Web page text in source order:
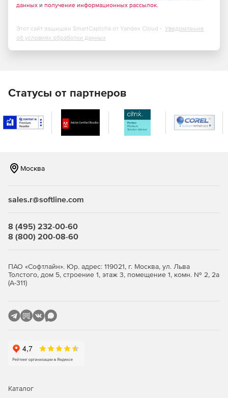
данных и получение информационных рассылок.
Этот сайт защищен SmartCaptcha от Yandex Cloud - Уведомление
об условиях обработки данных
Статусы от партнеров
Москва
sales.r@softline.com
8 (495) 232-00-60
8 (800) 200-08-60
ПАО «Софтлайн». Юр. адрес: 119021, г. Москва, ул. Льва
Толстого, дом 5, строение 1, этаж 3, помещение 1, комн. № 2, 2а
(А-311)
Каталог